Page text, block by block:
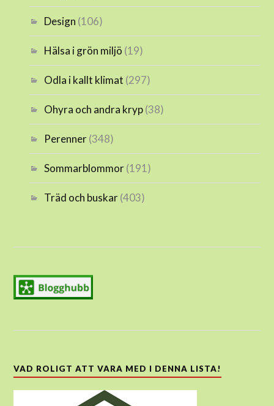
Design (106)
Hälsa i grön miljö (19)
Odla i kallt klimat (297)
Ohyra och andra kryp(38)
Perenner(348)
Sommarblommor(191)
Träd och buskar(403)
VAD ROLIGT ATT VARA MED I DENNA LISTA!